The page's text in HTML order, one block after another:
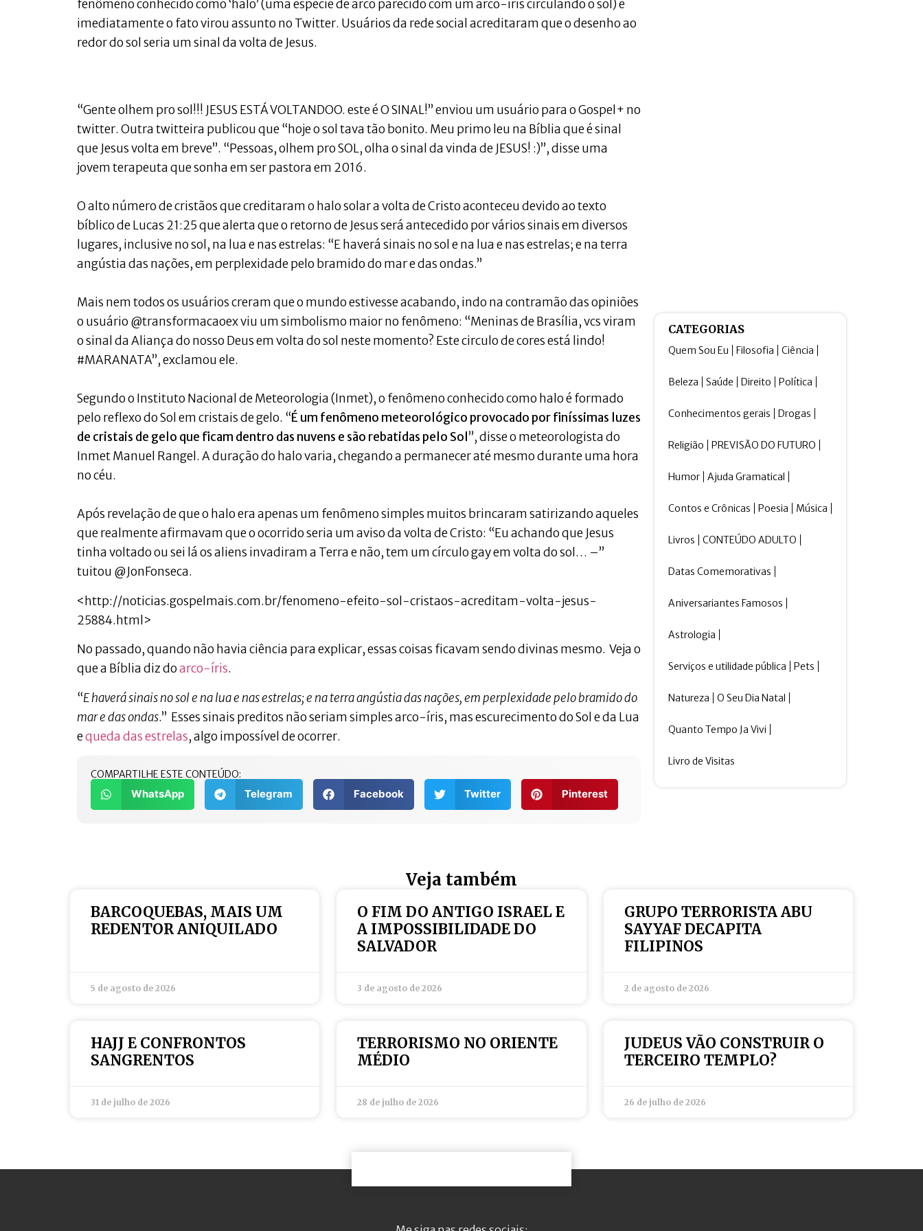
fenômeno conhecido como ‘halo’ (uma espécie de arco parecido com um arco-íris circulando o sol) e
imediatamente o fato virou assunto no Twitter. Usuários da rede social acreditaram que o desenho ao
redor do sol seria um sinal da volta de Jesus.
“Gente olhem pro sol!!! JESUS ESTÁ VOLTANDOO. este é O SINAL!” enviou um usuário para o Gospel+ no
twitter. Outra twitteira publicou que “hoje o sol tava tão bonito. Meu primo leu na Bíblia que é sinal
que Jesus volta em breve”. “Pessoas, olhem pro SOL, olha o sinal da vinda de JESUS! :)”, disse uma
jovem terapeuta que sonha em ser pastora em 2016.
O alto número de cristãos que creditaram o halo solar a volta de Cristo aconteceu devido ao texto
bíblico de Lucas 21:25 que alerta que o retorno de Jesus será antecedido por vários sinais em diversos
lugares, inclusive no sol, na lua e nas estrelas: “E haverá sinais no sol e na lua e nas estrelas; e na terra
angústia das nações, em perplexidade pelo bramido do mar e das ondas.”
Mais nem todos os usuários creram que o mundo estivesse acabando, indo na contramão das opiniões
o usuário @transformacaoex viu um simbolismo maior no fenômeno: “Meninas de Brasília, vcs viram
o sinal da Aliança do nosso Deus em volta do sol neste momento? Este circulo de cores está lindo!
#MARANATA”, exclamou ele.
Segundo o Instituto Nacional de Meteorologia (Inmet), o fenômeno conhecido como halo é formado
pelo reflexo do Sol em cristais de gelo. “É um fenômeno meteorológico provocado por finíssimas luzes
de cristais de gelo que ficam dentro das nuvens e são rebatidas pelo Sol ”, disse o meteorologista do
Inmet Manuel Rangel. A duração do halo varia, chegando a permanecer até mesmo durante uma hora
no céu.
Após revelação de que o halo era apenas um fenômeno simples muitos brincaram satirizando aqueles
que realmente afirmavam que o ocorrido seria um aviso da volta de Cristo: “Eu achando que Jesus
tinha voltado ou sei lá os aliens invadiram a Terra e não, tem um círculo gay em volta do sol… –”
tuitou @JonFonseca.
<http://noticias.gospelmais.com.br/fenomeno-efeito-sol-cristaos-acreditam-volta-jesus-
25884.html>
No passado, quando não havia ciência para explicar, essas coisas ficavam sendo divinas mesmo. Veja o
que a Bíblia diz doarco-íris.
“E haverá sinais no sol e na lua e nas estrelas; e na terra angústia das nações, em perplexidade pelo bramido do
mar e das ondas.” Esses sinais preditos não seriam simples arco-íris, mas escurecimento do Sol e da Lua
equeda das estrelas, algo impossível de ocorrer.
COMPARTILHE ESTE CONTEÚDO:
WhatsApp Telegram Facebook Twitter Pinterest
CATEGORIAS
Quem Sou Eu Filosofia Ciência
Beleza Saúde Direito Política
Conhecimentos gerais Drogas
Religião PREVISÃO DO FUTURO
Humor Ajuda Gramatical
Contos e Crônicas Poesia Música
Livros CONTEÚDO ADULTO
Datas Comemorativas
Aniversariantes Famosos
Astrologia
Serviços e utilidade pública Pets
Natureza O Seu Dia Natal
Quanto Tempo Ja Vivi
Livro de Visitas
Veja também
BARCOQUEBAS, MAIS UM
REDENTOR ANIQUILADO
5 de agosto de 2026
O FIM DO ANTIGO ISRAEL E
A IMPOSSIBILIDADE DO
SALVADOR
3 de agosto de 2026
GRUPO TERRORISTA ABU
SAYYAF DECAPITA
FILIPINOS
2 de agosto de 2026
HAJJ E CONFRONTOS
SANGRENTOS
31 de julho de 2026
TERRORISMO NO ORIENTE
MÉDIO
28 de julho de 2026
JUDEUS VÃO CONSTRUIR O
TERCEIRO TEMPLO?
26 de julho de 2026